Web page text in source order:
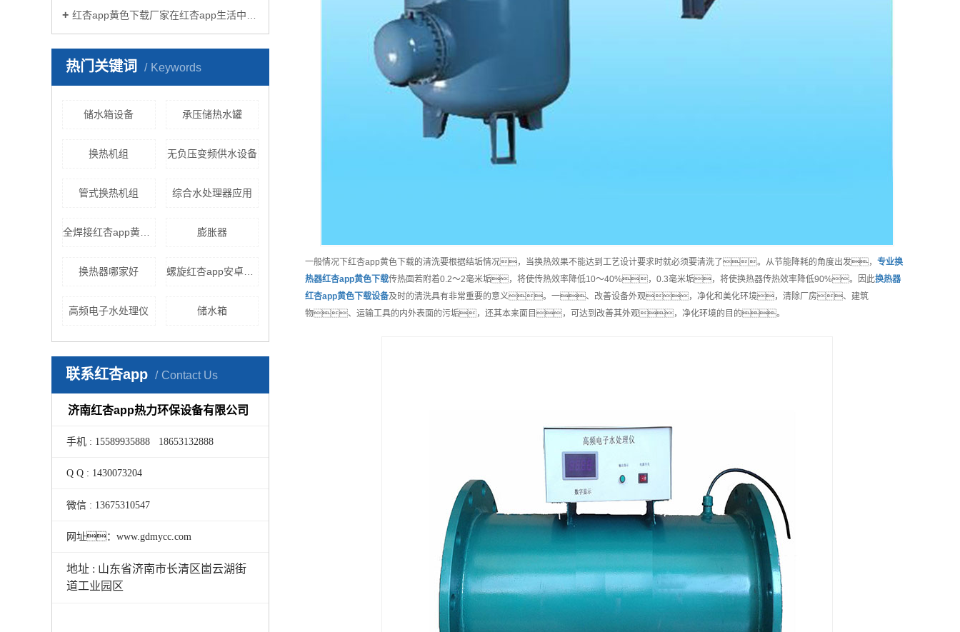
红杏app黄色下载厂家在红杏app生活中有哪些作用？
热门关键词 Keywords
储水箱设备 承压储热水罐
换热机组 无负压变频供水设备
管式换热机组 综合水处理器应用
膨胀器
换热器哪家好 螺旋红杏app安卓在线下载
高频电子水处理仪 储水箱
联系红杏app Contact Us
济南红杏app热力环保设备有限公司
手机 : 15589935888 18653132888
Q Q : 1430073204
微信 : 13675310547
网址：www.gdmycc.com
地址 : 山东省济南市长清区崮云湖街
道工业园区
一般情况下红杏app黄色下载的清洗要根据结垢情况，当换热效果不能达到工艺设计要求时就必须要清洗了。从节能降耗的角度出发， 专业换
热器红杏app黄色下载传热面若附着0.2～2毫米垢，将使传热效率降低10～40%，0.3毫米垢，将使换热器传热效率降低90%。因此换热器
红杏app黄色下载设备及时的清洗具有非常重要的意义。一、改善设备外观，净化和美化环境，清除厂房、建筑
物、运输工具的内外表面的污垢，还其本来面目，可达到改善其外观，净化环境的目的。